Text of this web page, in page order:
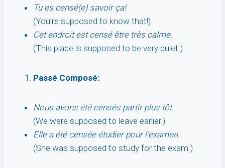
Tu es censé(e) savoir ça!
(You’re supposed to know that!)
Cet endroit est censé être très calme.
(This place is supposed to be very quiet.)
Passé Composé:
Nous avons été censés partir plus tôt.
(We were supposed to leave earlier.)
Elle a été censée étudier pour l’examen.
(She was supposed to study for the exam.)